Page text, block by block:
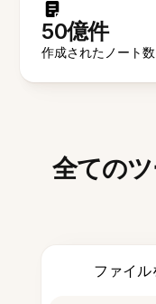
50億件
作成されたノート数
全ての
ファイル